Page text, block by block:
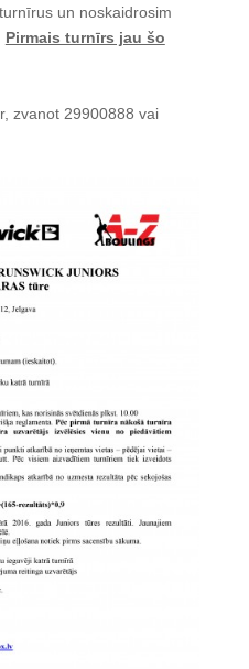
un noskaidrosim
Pirmais turnīrs jau šo
zvanot 29900888 vai